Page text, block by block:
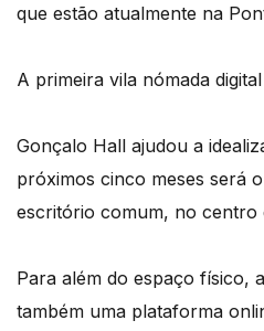
que estão atualmente na
A primeira vila nómada
Gonçalo Hall ajudou a
próximos cinco meses será
escritório comum, no centro
Para além do espaço físico,
também uma plataforma